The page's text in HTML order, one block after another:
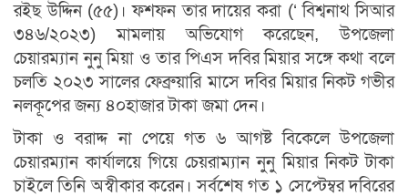
রইছ উদ্দিন (৫৫)। ফশফন তার দায়ের করা (‘ বিশ্বনাথ সিআর
৩৪৬/২০২৩) মামলায় অভিযোগ করেছেন, উপজেলা
চেয়ারম্যান নুনু মিয়া ও তার পিএস দবির মিয়ার সঙ্গে কথা বলে
চলতি ২০২৩ সালের ফেব্রুয়ারি মাসে দবির মিয়ার নিকট গভীর
নলকূপের জন্য ৪০হাজার টাকা জমা দেন।
টাকা ও বরাদ্দ না পেয়ে গত ৬ আগষ্ট বিকেলে উপজেলা
চেয়ারম্যান কার্যালয়ে গিয়ে চেয়রাম্যান নুনু মিয়ার নিকট টাকা
চাইলে তিনি অস্বীকার করেন। সর্বশেষ গত ১ সেপ্টেম্বর দবিরের